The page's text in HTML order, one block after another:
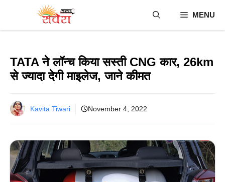
content
MENU
TATA ने लॉन्च किया सस्ती CNG कार, 26km
से ज्यादा देगी माइलेज, जाने कीमत
Kavita Tiwari November 4, 2022